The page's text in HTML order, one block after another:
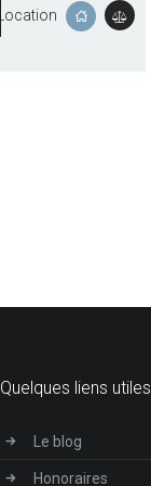
Location
Quelques liens utiles
Le blog
Honoraires